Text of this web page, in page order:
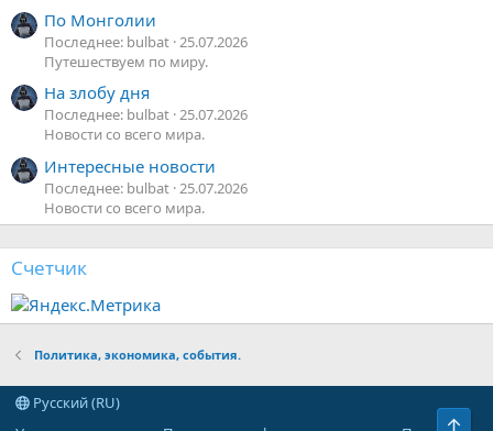
По Монголии
Последнее: bulbat 25.07.2026
Путешествуем по миру.
На злобу дня
Последнее: bulbat 25.07.2026
Новости со всего мира.
Интересные новости
Последнее: bulbat 25.07.2026
Новости со всего мира.
Счетчик
Политика, экономика, события.
Русский (RU)